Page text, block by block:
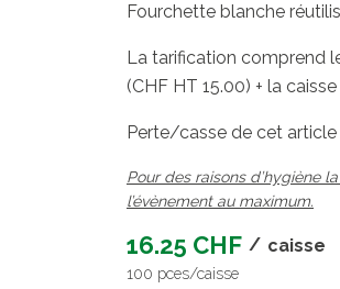
Fourchette blanche
La tarification comprend
(CHF HT 15.00) + la
Perte/casse de cet
Pour des raisons d’hygiène
l’évènement au maximum.
16.25 CHF / caisse
100 pces/caisse